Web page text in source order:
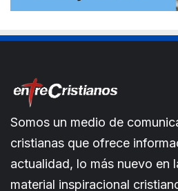
Somos un medio de
cristianas que ofrece
actualidad, lo más nuevo en
material inspiracional